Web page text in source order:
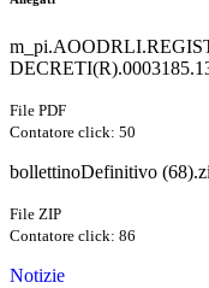
File PDF
Contatore click: 50
bollettinoDefinitivo
File ZIP
Contatore click: 86
Notizie